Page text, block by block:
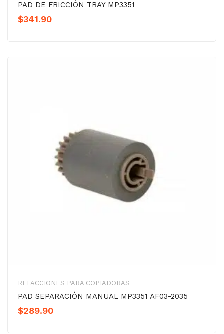
PAD DE FRICCIÓN TRAY MP3351
$341.90
REFACCIONES PARA COPIADORAS
PAD SEPARACIÓN MANUAL MP3351 AF03-2035
$289.90